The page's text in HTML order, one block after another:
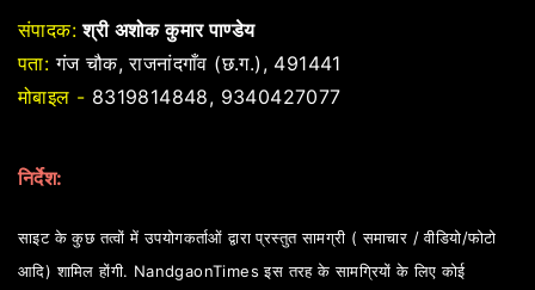
संपादक: श्री अशोक कुमार पाण्डेय
पता: गंज चौक, राजनांदगाँव (छ.ग.), 491441
मोबाइल - 8319814848, 9340427077
निर्देश:
साइट के कुछ तत्वों में उपयोगकर्ताओं द्वारा प्रस्तुत सामग्री ( समाचार / वीडियो/फोटो
आदि) शामिल होंगी. NandgaonTimes इस तरह के सामग्रियों के लिए कोई